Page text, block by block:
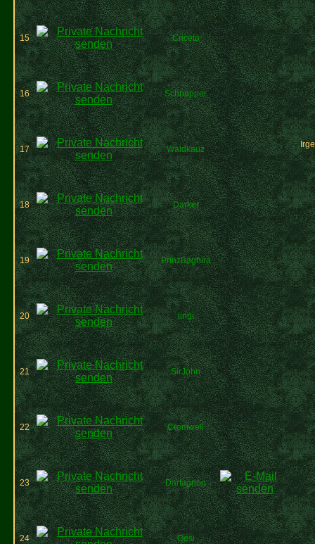
15 Criceto
16 Schnapper
17 Waldkauz
18 Darker
19 PrinzBaghira
20 lingi
21 SirJohn
22 Cromwell
23 Dartagnon
24 Oesi